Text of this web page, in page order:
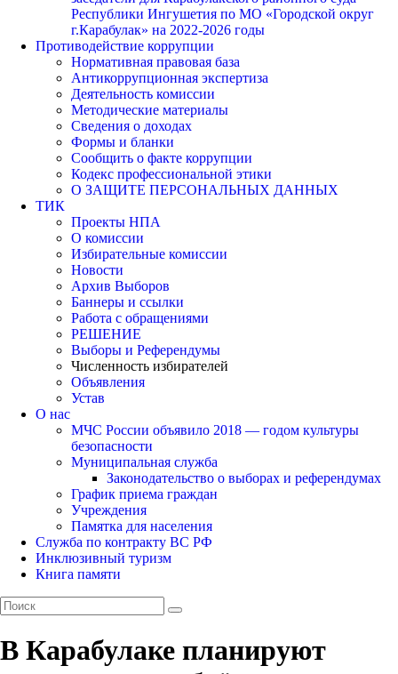
Республики Ингушетия по МО «Городской округ
г.Карабулак» на 2022-2026 годы
Противодействие коррупции
Нормативная правовая база
Антикоррупционная экспертиза
Деятельность комиссии
Методические материалы
Сведения о доходах
Формы и бланки
Сообщить о факте коррупции
Кодекс профессиональной этики
О ЗАЩИТЕ ПЕРСОНАЛЬНЫХ ДАННЫХ
ТИК
Проекты НПА
О комиссии
Избирательные комиссии
Новости
Архив Выборов
Баннеры и ссылки
Работа с обращениями
РЕШЕНИЕ
Выборы и Референдумы
Численность избирателей
Объявления
Устав
О нас
МЧС России объявило 2018 — годом культуры
безопасности
Муниципальная служба
Законодательство о выборах и референдумах
График приема граждан
Учреждения
Памятка для населения
Служба по контракту ВС РФ
Инклюзивный туризм
Книга памяти
В Карабулаке планируют